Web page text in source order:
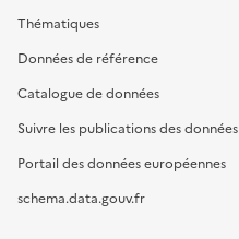
Thématiques
Données de référence
Catalogue de données
Suivre les publications des données
Portail des données européennes
schema.data.gouv.fr